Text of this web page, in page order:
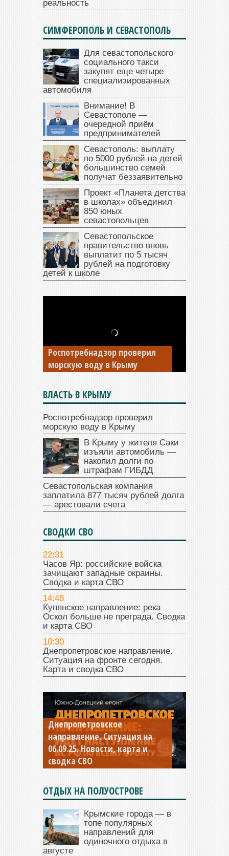
реальность
СИМФЕРОПОЛЬ И СЕВАСТОПОЛЬ
Для севастопольского
социального такси
закупят еще четыре
специализированных
автомобиля
Внимание! В
Севастополе —
очередной приём
предпринимателей
Севастополь: выплату
по 5000 рублей на детей
большинство семей
получат беззаявительно
Проект «Планета детства
в школах» объединил
850 юных
севастопольцев
Севастопольское
правительство вновь
выплатит по 5 тысяч
рублей на подготовку
детей к школе
Роспотребнадзор проверил
морскую воду в Крыму
В Крыму у жителя Саки
изъяли автомобиль —
накопил долги по штрафам
ГИБДД
ВЛАСТЬ В КРЫМУ
Роспотребнадзор проверил
морскую воду в Крыму
В Крыму у жителя Саки
изъяли автомобиль —
накопил долги по
штрафам ГИБДД
Севастопольская компания
заплатила 877 тысяч рублей долга
— арестовали счета
СВОДКИ СВО
22:31
Часов Яр: российские войска
зачищают западные окраины.
Сводка и карта СВО
14:48
Купянское направление: река
Оскол больше не преграда. Сводка
и карта СВО
10:30
Днепропетровское направление.
Ситуация на фронте сегодня.
Карта и сводка СВО
Днепропетровское
направление. Ситуация на
06.09.25. Новости, карта и
сводка СВО
Константиновское
направление. Ситуация на
04.09.25 Новости, карта и
сводка СВО
ОТДЫХ НА ПОЛУОСТРОВЕ
Крымские города — в
топе популярных
направлений для
одиночного отдыха в
августе